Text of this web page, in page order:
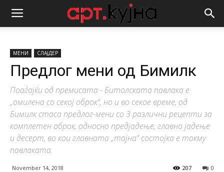
МЕНИ СЛАЈДЕР
Предлог мени од Бимилк
Поаѓајќи од премисата - Битолската павлака е
„омилена со секој оброк“, но и во секое време, од
Бимилк стаса предлог-мени со 3 различни рецепти за
комплетен оброк, односно предјадење, главно јадење
и десерт, во кои главната „тајна“ состојка е токму
павлаката.
November 14, 2018 0
207